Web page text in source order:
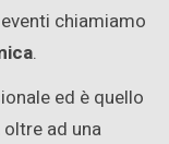
chiamiamo
.
ed è quello
ad una